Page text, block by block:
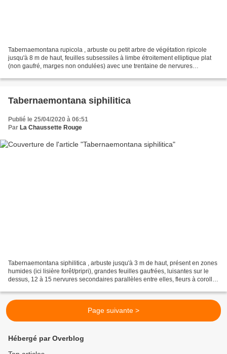
Tabernaemontana rupicola , arbuste ou petit arbre de végétation ripicole
jusqu'à 8 m de haut, feuilles subsessiles à limbe étroitement elliptique plat
(non gaufré, marges non ondulées) avec une trentaine de nervures
Tabernaemontana siphilitica
Publié le 25/04/2020 à 06:51
Par La Chaussette Rouge
Tabernaemontana siphilitica , arbuste jusqu'à 3 m de haut, présent en zones
humides (ici lisière forêt/pripri), grandes feuilles gaufrées, luisantes sur le
dessus, 12 à 15 nervures secondaires parallèles entre elles, fleurs à corolle
Page suivante >
Hébergé par Overblog